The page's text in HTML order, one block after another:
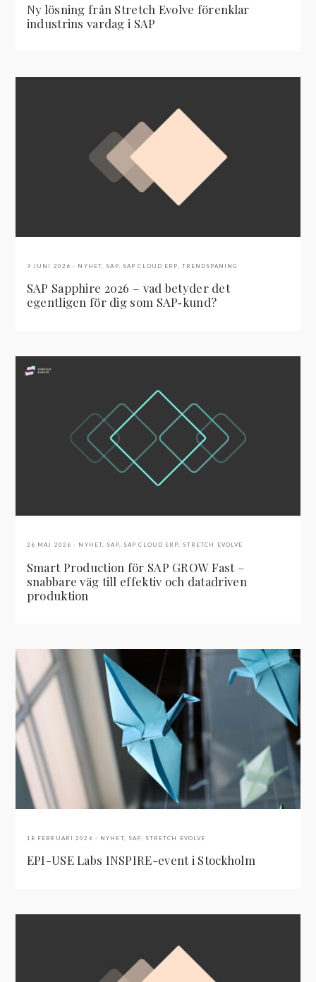
Ny lösning från Stretch Evolve förenklar
industrins vardag i SAP
9 JUNI 2026 NYHET SAP, SAP CLOUD ERP TRENDSPANING
SAP Sapphire 2026 – vad betyder det
egentligen för dig som SAP‑kund?
26 MAJ 2026 NYHET, SAP, SAP CLOUD ERP, STRETCH EVOLVE
Smart Production för SAP GROW Fast –
snabbare väg till effektiv och datadriven
produktion
18 FEBRUARI 2026 NYHET, SAP STRETCH EVOLVE
EPI-USE Labs INSPIRE-event i Stockholm